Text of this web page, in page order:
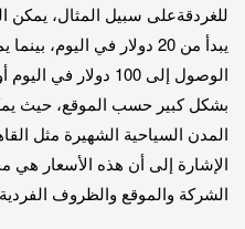
للغردقةعلى سبيل المثال،
يبدأ من 20 دولار في
الوصول إلى 100
بشكل كبير حسب الموقع، حيث
المدن السياحية الشهيرة مثل
الإشارة إلى أن هذه الأسعار
الشركة والموقع والظروف